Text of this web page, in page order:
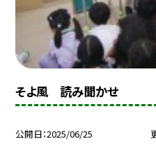
そよ風 読み聞かせ
公開日 2025/06/25